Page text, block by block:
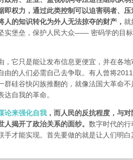
即权力，通过此类控制可以迫害弱者、
人的知识转化为外人无法掠夺的财产 ， 就
实堡垒，保护人民大众—— 密码学的目
，它只是能让发布信息更便宜，并在各
由的人们必需自己去争取。有人曾将
群硅谷快闪族推翻的，就像法国大革命
自我的革命。
论来强化自我 ，而人民的反抗程度，与
人揭开了政治关系的面纱。 数字时代的
手才能实现。首先要做的就是让人们明